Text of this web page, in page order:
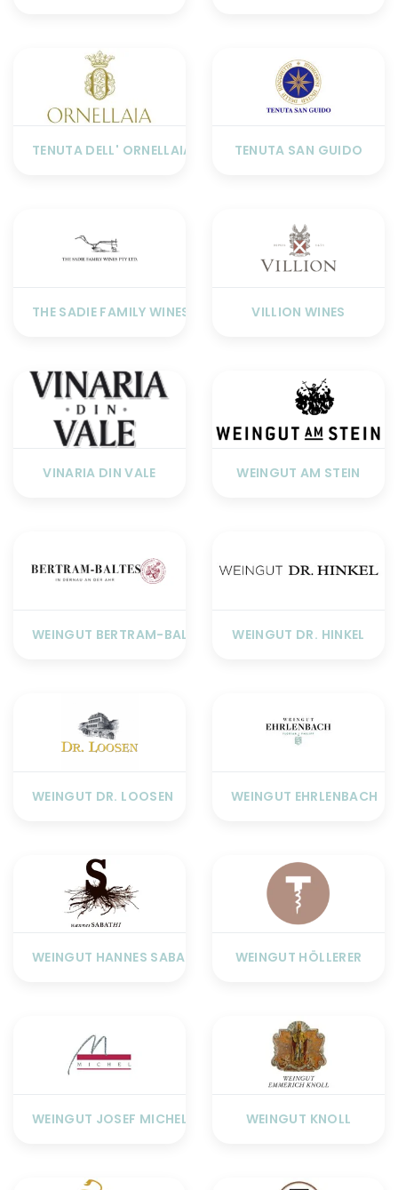
TENUTA DELL' ORNELLAIA TENUTA SAN GUIDO
THE SADIE FAMILY WINES VILLION WINES
VINARIA DIN VALE WEINGUT AM STEIN
WEINGUT BERTRAM-BALTES WEINGUT DR. HINKEL
WEINGUT DR. LOOSEN WEINGUT EHRLENBACH
WEINGUT HANNES SABATHI WEINGUT HÖLLERER
WEINGUT JOSEF MICHEL WEINGUT KNOLL